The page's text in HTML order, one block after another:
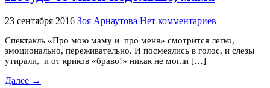
23 сентября 2016 Зоя Арнаутова Нет комментариев
Спектакль «Про мою маму и про меня» смотрится легко,
эмоционально, переживательно. И посмеялись в голос, и слезы
утирали, и от криков «браво!» никак не могли […]
Далее →